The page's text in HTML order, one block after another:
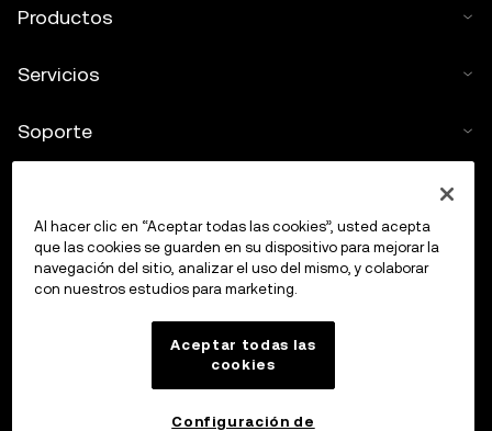
Productos
Servicios
Soporte
Calculadora de criptomonedas
Al hacer clic en “Aceptar todas las cookies”, usted acepta
que las cookies se guarden en su dispositivo para mejorar la
navegación del sitio, analizar el uso del mismo, y colaborar
con nuestros estudios para marketing.
Aceptar todas las
cookies
Configuración de